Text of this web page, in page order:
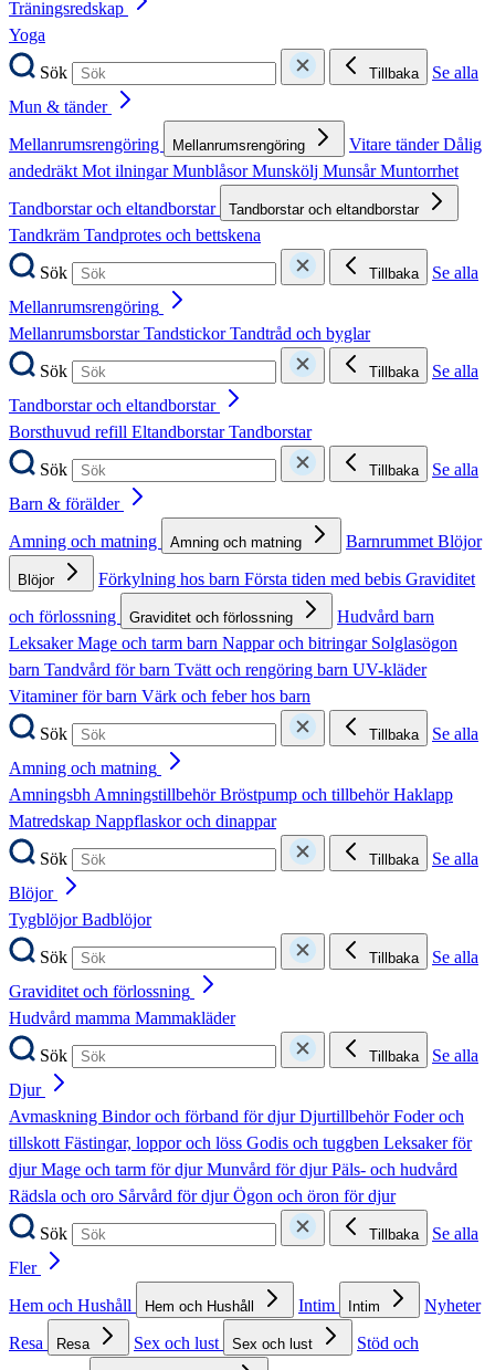
Träningsredskap
Yoga
Sök
Tillbaka
Se alla
Mun & tänder
Mellanrumsrengöring
Mellanrumsrengöring Vitare tänderDålig
andedräktMot ilningarMunblåsorMunskölj MunsårMuntorrhet
Tandborstar och eltandborstar
Tandborstar och eltandborstar
Tandkräm Tandprotes och bettskena
Sök
Tillbaka
Se alla
Mellanrumsrengöring
MellanrumsborstarTandstickorTandtråd och byglar
Sök
Tillbaka
Se alla
Tandborstar och eltandborstar
Borsthuvud refill EltandborstarTandborstar
Sök
Tillbaka
Se alla
Barn & förälder
Amning och matning
Amning och matning BarnrummetBlöjor
Blöjor Förkylning hos barn Första tiden med bebis Graviditet
och förlossning
Graviditet och förlossning
Hudvård barn
LeksakerMage och tarm barn Nappar och bitringar Solglasögon
barn Tandvård för barn Tvätt och rengöring barn UV-kläder
Vitaminer för barn Värk och feber hos barn
Sök
Tillbaka
Se alla
Amning och matning
AmningsbhAmningstillbehörBröstpump och tillbehörHaklapp
Matredskap Nappflaskor och dinappar
Sök
Tillbaka
Se alla
Blöjor
TygblöjorBadblöjor
Sök
Tillbaka
Se alla
Graviditet och förlossning
Hudvård mamma Mammakläder
Sök
Tillbaka
Se alla
Djur
Avmaskning Bindor och förband för djurDjurtillbehörFoder och
tillskottFästingar, loppor och löss Godis och tuggben Leksaker för
djurMage och tarm för djurMunvård för djurPäls- och hudvård
Rädsla och oro Sårvård för djurÖgon och öron för djur
Sök
Tillbaka
Se alla
Fler
Hem och Hushåll
Hem och Hushåll Intim Intim
Nyheter
Resa
Resa Sex och lust Sex och lust
Stöd och